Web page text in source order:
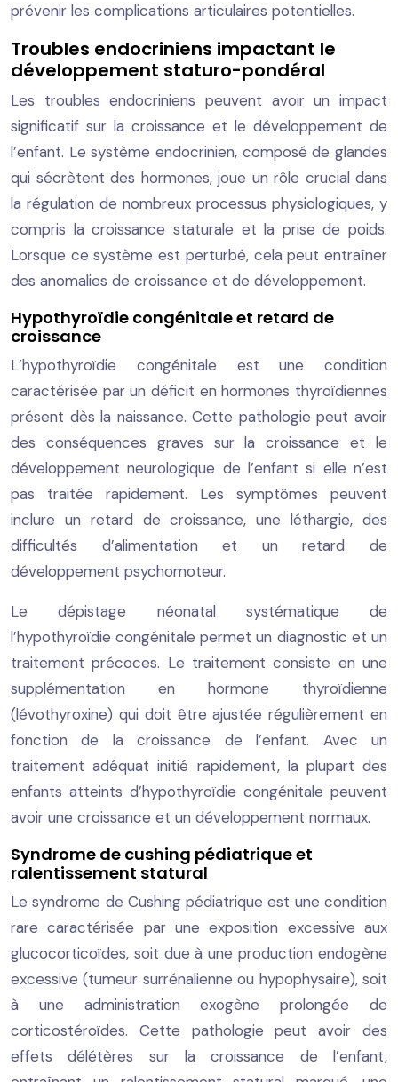
prévenir les complications articulaires potentielles.
Troubles endocriniens impactant le
développement staturo-pondéral
Les troubles endocriniens peuvent avoir un impact
significatif sur la croissance et le développement de
l’enfant. Le système endocrinien, composé de glandes
qui sécrètent des hormones, joue un rôle crucial dans
la régulation de nombreux processus physiologiques, y
compris la croissance staturale et la prise de poids.
Lorsque ce système est perturbé, cela peut entraîner
des anomalies de croissance et de développement.
Hypothyroïdie congénitale et retard de
croissance
L’hypothyroïdie congénitale est une condition
caractérisée par un déficit en hormones thyroïdiennes
présent dès la naissance. Cette pathologie peut avoir
des conséquences graves sur la croissance et le
développement neurologique de l’enfant si elle n’est
pas traitée rapidement. Les symptômes peuvent
inclure un retard de croissance, une léthargie, des
difficultés d’alimentation et un retard de
développement psychomoteur.
Le dépistage néonatal systématique de
l’hypothyroïdie congénitale permet un diagnostic et un
traitement précoces. Le traitement consiste en une
supplémentation en hormone thyroïdienne
(lévothyroxine) qui doit être ajustée régulièrement en
fonction de la croissance de l’enfant. Avec un
traitement adéquat initié rapidement, la plupart des
enfants atteints d’hypothyroïdie congénitale peuvent
avoir une croissance et un développement normaux.
Syndrome de cushing pédiatrique et
ralentissement statural
Le syndrome de Cushing pédiatrique est une condition
rare caractérisée par une exposition excessive aux
glucocorticoïdes, soit due à une production endogène
excessive (tumeur surrénalienne ou hypophysaire), soit
à une administration exogène prolongée de
corticostéroïdes. Cette pathologie peut avoir des
effets délétères sur la croissance de l’enfant,